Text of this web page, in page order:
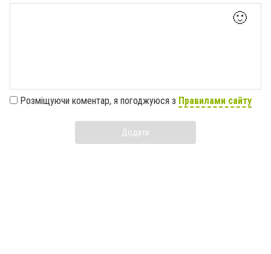
🙂
Розміщуючи коментар, я погоджуюся з Правилами сайту
Додати